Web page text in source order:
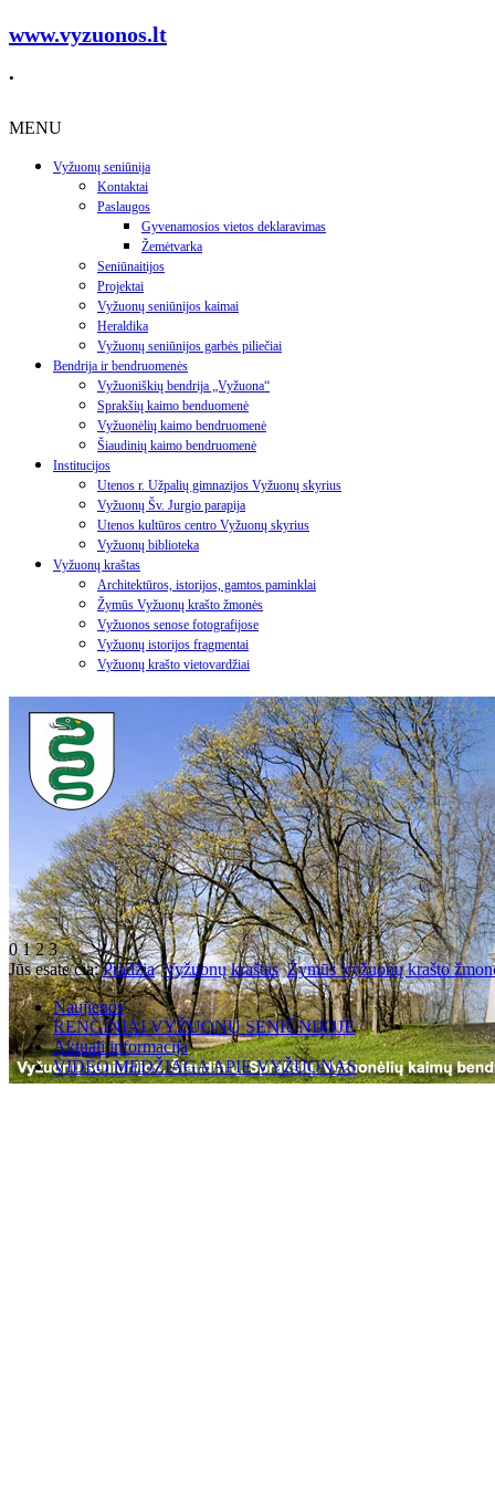
www.vyzuonos.lt
.
MENU
Vyžuonų seniūnija
Kontaktai
Paslaugos
Gyvenamosios vietos deklaravimas
Žemėtvarka
Seniūnaitijos
Projektai
Vyžuonų seniūnijos kaimai
Heraldika
Vyžuonų seniūnijos garbės piliečiai
Bendrija ir bendruomenės
Vyžuoniškių bendrija „Vyžuona“
Sprakšių kaimo benduomenė
Vyžuonėlių kaimo bendruomenė
Šiaudinių kaimo bendruomenė
Institucijos
Utenos r. Užpalių gimnazijos Vyžuonų skyrius
Vyžuonų Šv. Jurgio parapija
Utenos kultūros centro Vyžuonų skyrius
Vyžuonų biblioteka
Vyžuonų kraštas
Architektūros, istorijos, gamtos paminklai
Žymūs Vyžuonų krašto žmonės
Vyžuonos senose fotografijose
Vyžuonų istorijos fragmentai
Vyžuonų krašto vietovardžiai
0123
Jūs esate čia:Pradžia Vyžuonų kraštas Žymūs Vyžuonų krašto
Naujienos
RENGINIAI VYŽUONŲ SENIŪNIJOJE
Aktuali informacija
VIDEO MEDŽIAGA APIE VYŽUONAS